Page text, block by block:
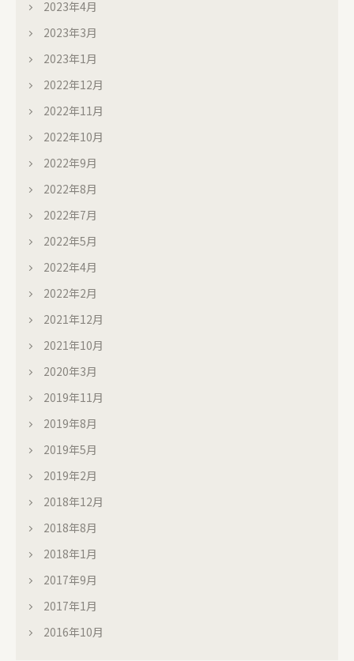
2023年4月
2023年3月
2023年1月
2022年12月
2022年11月
2022年10月
2022年9月
2022年8月
2022年7月
2022年5月
2022年4月
2022年2月
2021年12月
2021年10月
2020年3月
2019年11月
2019年8月
2019年5月
2019年2月
2018年12月
2018年8月
2018年1月
2017年9月
2017年1月
2016年10月